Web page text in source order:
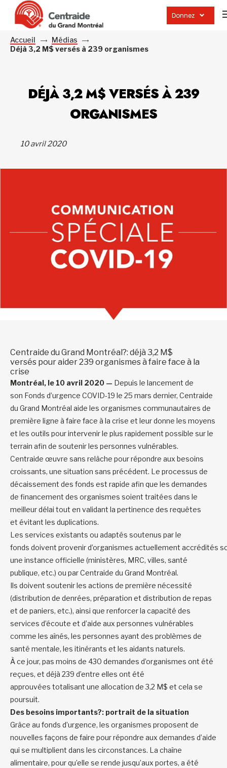
Donnez
Accueil
Médias
Déjà 3,2 M$ versés à 239 organismes
DÉJÀ 3,2 M$ VERSÉS À 239
ORGANISMES
10 avril 2020
Centraide du Grand Montréal?: déjà 3,2 M$
versés pour aider 239 organismes à faire face à la
crise
Montréal, le 10 avril 2020 — Depuis le lancement de
son Fonds d’urgence COVID-19 le 25 mars dernier, Centraide
du Grand Montréal aide les organismes communautaires de
première ligne à faire face à la crise et leur donne les moyens
et les outils pour intervenirle plus rapidement possible sur le
terrain afin de soutenir les personnes vulnérables.
Centraide œuvre sans relâche pour répondre aux besoins
croissants, une situation sans précédent. Le processus de
décaissement des fonds est rapide afin que les demandes
de financement des organismes soient traitées dans le
meilleur délai tout en validant la pertinence des requêtes
et évitant les duplications.
Les services existants ou adaptés soutenus par le
fonds doivent provenird’organismes actuellement accrédités
une instance officielle (ministères, MRC, villes, santé
publique, etc.) ou parCentraide du Grand Montréal.
Ils doivent soutenir les actions de première nécessité
(distribution de denrées, préparation et distribution de repas
et de paniers, etc.), ainsi que renforcer la capacité des
services d’écoute et d’aide aux personnes vulnérables
comme les aînés, les personnes ayant des problèmes de
santé mentale, les itinérants et les aidants naturels.
À ce jour, pas moins de 430 demandes d’organismes ont été
reçues, et déjà 239 d’entre elles ont été
approuvées totalisant une allocation de 3,2 M$ et cela se
poursuit.
Des besoins importants?: portrait de la situation
Grâce au fonds d’urgence, les organismes proposent de
nouvelles façons de faire pour répondre aux demandes d’aide
qui se multiplient dans les circonstances. La chaîne
alimentaire, pour qu’elle se rende jusqu’aux portes, a été